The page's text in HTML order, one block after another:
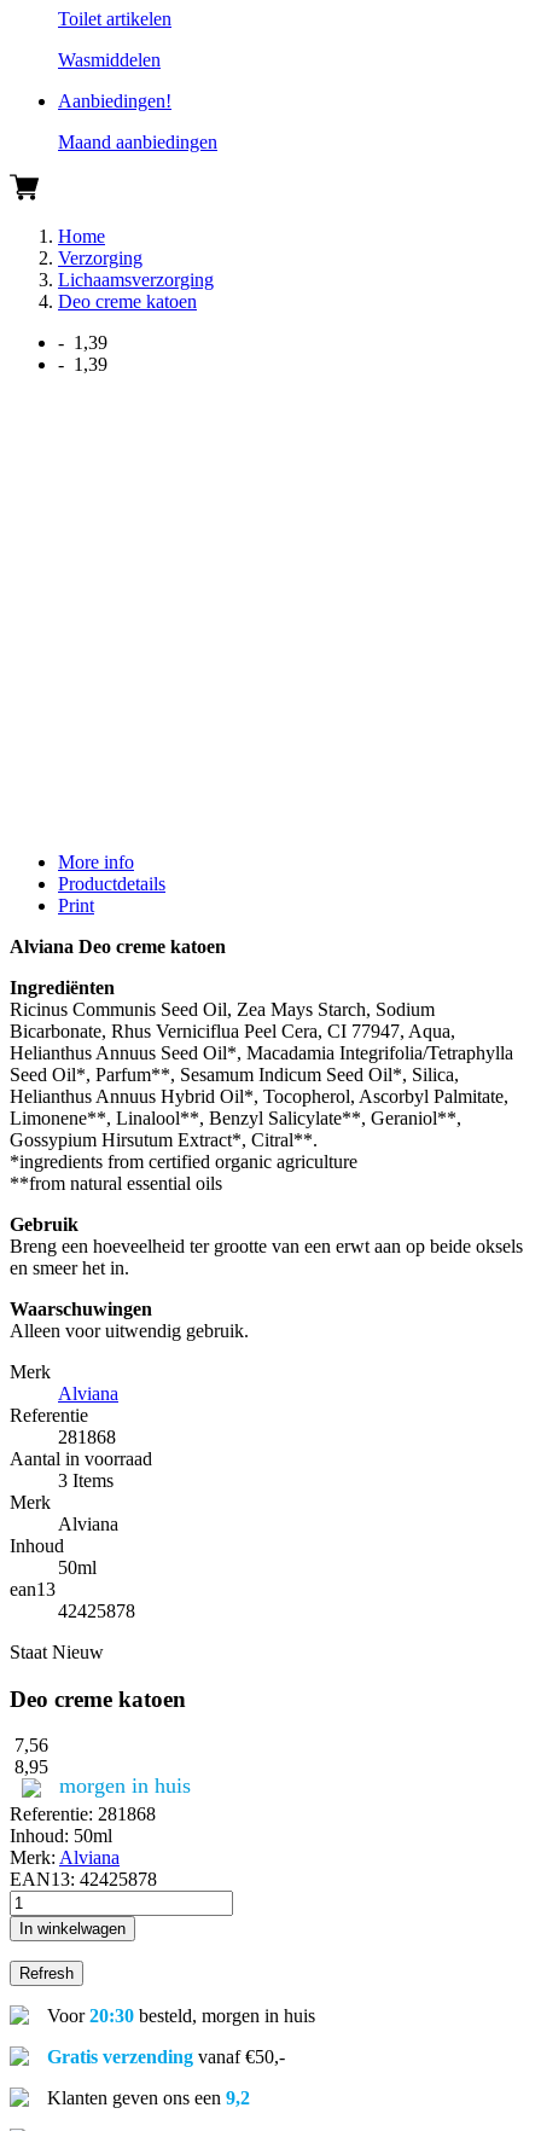
Toilet artikelen
Wasmiddelen
Aanbiedingen!
Maand aanbiedingen
Home
Verzorging
Lichaamsverzorging
Deo creme katoen
- 1,39
- 1,39
More info
Productdetails
Print
Alviana Deo creme katoen
Ingrediënten
Ricinus Communis Seed Oil, Zea Mays Starch, Sodium
Bicarbonate, Rhus Verniciflua Peel Cera, CI 77947, Aqua,
Helianthus Annuus Seed Oil*, Macadamia Integrifolia/Tetraphylla
Seed Oil*, Parfum**, Sesamum Indicum Seed Oil*, Silica,
Helianthus Annuus Hybrid Oil*, Tocopherol, Ascorbyl Palmitate,
Limonene**, Linalool**, Benzyl Salicylate**, Geraniol**,
Gossypium Hirsutum Extract*, Citral**.
*ingredients from certified organic agriculture
**from natural essential oils
Gebruik
Breng een hoeveelheid ter grootte van een erwt aan op beide oksels
en smeer het in.
Waarschuwingen
Alleen voor uitwendig gebruik.
Merk
Alviana
Referentie
281868
Aantal in voorraad
3 Items
Merk
Alviana
Inhoud
50ml
ean13
42425878
Staat Nieuw
Deo creme katoen
7,56
8,95
morgen in huis
Referentie: 281868
Inhoud: 50ml
Merk: Alviana
EAN13: 42425878
In winkelwagen
Voor20:30 besteld, morgen in huis
Gratis verzending vanaf €50,-
Klanten geven ons een 9,2